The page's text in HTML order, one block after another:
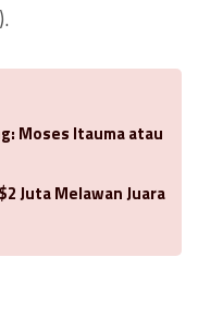
Moses Itauma atau
Juta Melawan Juara